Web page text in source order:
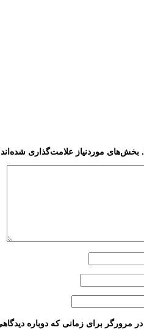
بخش‌های موردنیاز علامت‌گذاری
مرورگر برای زمانی که دوباره